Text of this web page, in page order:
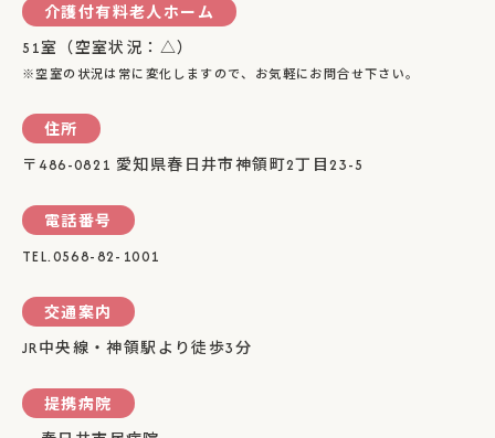
介護付有料老人ホーム
51室（空室状況：△）
※空室の状況は常に変化しますので、お気軽にお問合せ下さい。
住所
〒486-0821 愛知県春日井市神領町2丁目23-5
電話番号
TEL.0568-82-1001
交通案内
JR中央線・神領駅より徒歩3分
提携病院